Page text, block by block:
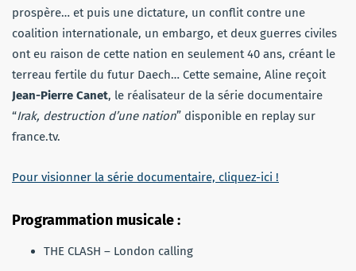
prospère… et puis une dictature, un conflit contre une
coalition internationale, un embargo, et deux guerres civiles
ont eu raison de cette nation en seulement 40 ans, créant le
terreau fertile du futur Daech… Cette semaine, Aline reçoit
Jean-Pierre Canet, le réalisateur de la série documentaire
“Irak, destruction d’une nation” disponible en replay sur
france.tv.
Pour visionner la série documentaire, cliquez-ici !
Programmation musicale :
THE CLASH – London calling